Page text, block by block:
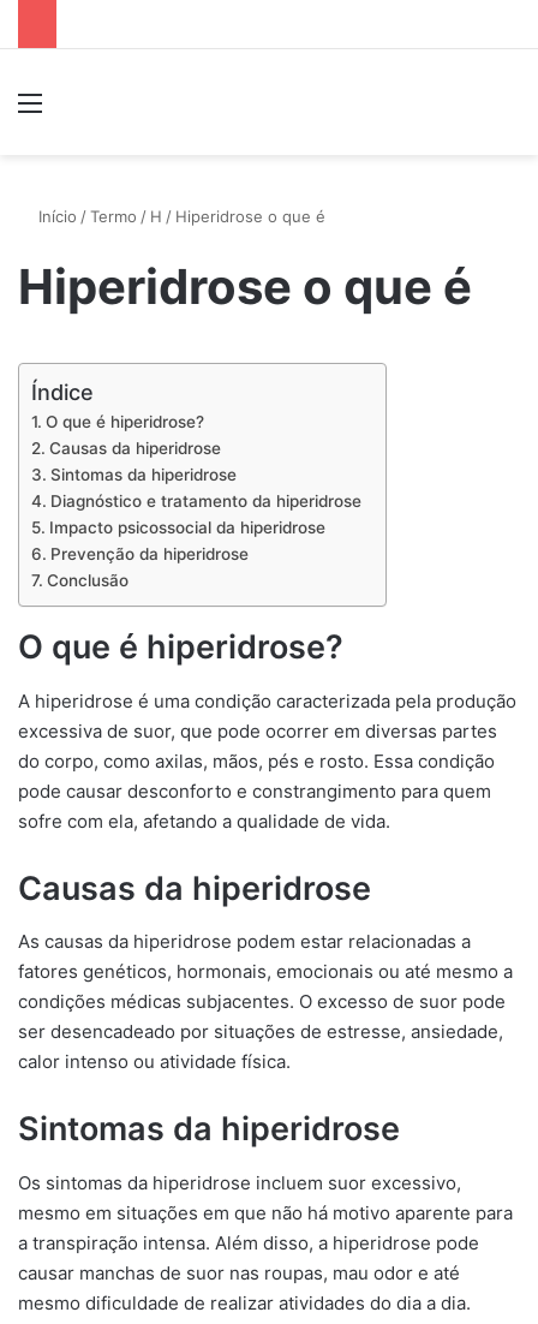
Início /Termo / H / Hiperidrose o que é
Hiperidrose o que é
Índice
O que é hiperidrose?
Causas da hiperidrose
Sintomas da hiperidrose
Diagnóstico e tratamento da hiperidrose
Impacto psicossocial da hiperidrose
Prevenção da hiperidrose
Conclusão
O que é hiperidrose?
A hiperidrose é uma condição caracterizada pela produção
excessiva de suor, que pode ocorrer em diversas partes
do corpo, como axilas, mãos, pés e rosto. Essa condição
pode causar desconforto e constrangimento para quem
sofre com ela, afetando a qualidade de vida.
Causas da hiperidrose
As causas da hiperidrose podem estar relacionadas a
fatores genéticos, hormonais, emocionais ou até mesmo a
condições médicas subjacentes. O excesso de suor pode
ser desencadeado por situações de estresse, ansiedade,
calor intenso ou atividade física.
Sintomas da hiperidrose
Os sintomas da hiperidrose incluem suor excessivo,
mesmo em situações em que não há motivo aparente para
a transpiração intensa. Além disso, a hiperidrose pode
causar manchas de suor nas roupas, mau odor e até
mesmo dificuldade de realizar atividades do dia a dia.